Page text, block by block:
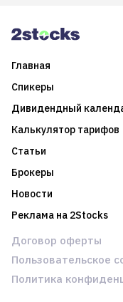
Главная
Спикеры
Дивидендный
Калькулятор тарифов
Статьи
Брокеры
Новости
Реклама на 2Stocks
Договор оферты
Пользовательское
Политика